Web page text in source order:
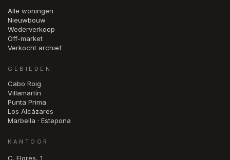
Alle woningen
Nieuwbouw
Wederverkoop
Off-market
Verkocht archief
GEBIEDEN
Cabo Roig
Villamartín
Punta Prima
Los Alcázares
Marbella · Estepona
KANTOOR
C. Flores, 1